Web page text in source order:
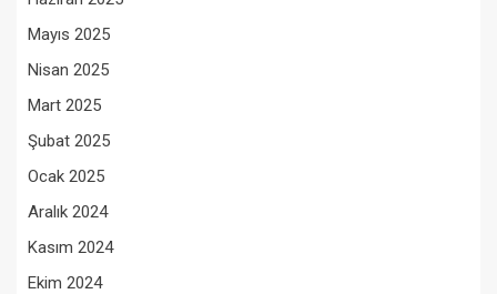
Mayıs 2025
Nisan 2025
Mart 2025
Şubat 2025
Ocak 2025
Aralık 2024
Kasım 2024
Ekim 2024